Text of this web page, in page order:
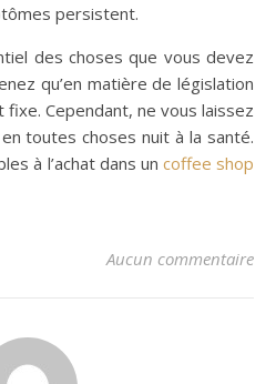
persistent.
des choses que vous devez
qu’en matière de législation
fixe. Cependant, ne vous laissez
toutes choses nuit à la santé.
à l’achat dans un coffee shop
Aucun commentaire